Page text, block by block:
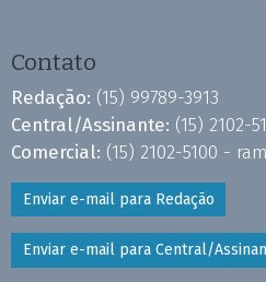
Contato
Redação: (15) 99789-3913
Central/Assinante: (15) 2102-
Comercial: (15) 2102-5100 -
Enviar e-mail para Redação
Enviar e-mail para Central/